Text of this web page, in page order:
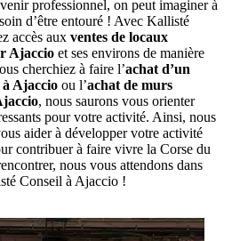
professionnel, on peut imaginer à
d’être entouré ! Avec Kallisté
accès aux ventes de locaux
Ajaccio et ses environs de manière
cherchiez à faire l’achat d’un
Ajaccio ou l’achat de murs
, nous saurons vous orienter
pour votre activité. Ainsi, nous
aider à développer votre activité
contribuer à faire vivre la Corse du
nous vous attendons dans
Conseil à Ajaccio !